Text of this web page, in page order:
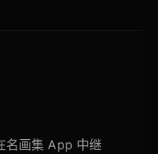
名画集 App 中继